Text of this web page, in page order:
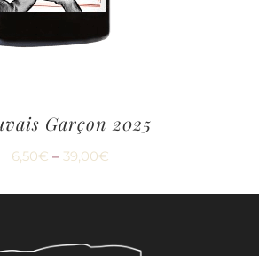
Garçon 2025
6,50€ – 39,00€